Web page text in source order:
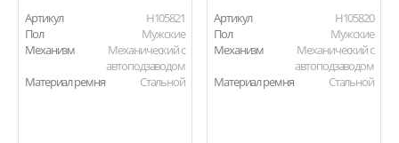
Артикул
H105821
Пол
Мужские
Механизм
Механический с
автоподзаводом
Материал ремня
Стальной
Артикул
H105820
Пол
Мужские
Механизм
Механический с
автоподзаводом
Материал ремня
Стальной